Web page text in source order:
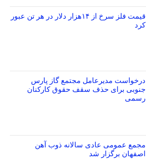
قیمت فلز سرخ از ۱۴هزار دلار در هر تن عبور
کرد
درخواست مدیرعامل مجتمع گاز پارس
جنوبی برای حذف سقف حقوق کارکنان
رسمی
مجمع عمومی عادی سالانه ذوب آهن
اصفهان برگزار شد